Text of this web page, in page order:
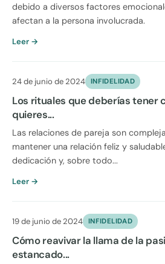
debido a diversos factores
afectan a la persona involucrada.
Leer →
24 de junio de 2024 INFIDELIDAD
Los rituales que deberías tener
quieres...
Las relaciones de pareja son
mantener una relación feliz y
dedicación y, sobre todo...
Leer →
19 de junio de 2024 INFIDELIDAD
Cómo reavivar la llama de la
estancado...